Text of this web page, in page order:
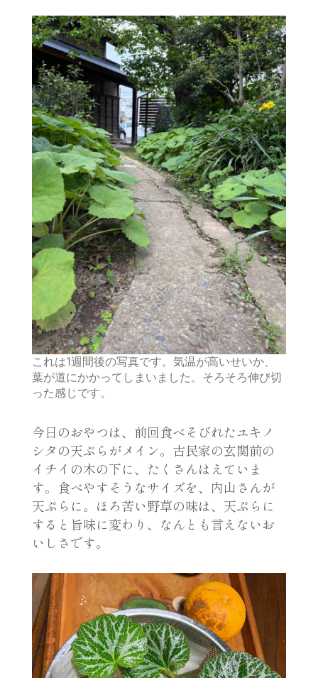
これは1週間後の写真です。気温が高いせいか、
葉が道にかかってしまいました。そろそろ伸び切
った感じです。
今日のおやつは、前回食べそびれたユキノ
シタの天ぷらがメイン。古民家の玄関前の
イチイの木の下に、たくさんはえていま
す。食べやすそうなサイズを、内山さんが
天ぷらに。ほろ苦い野草の味は、天ぷらに
すると旨味に変わり、なんとも言えないお
いしさです。